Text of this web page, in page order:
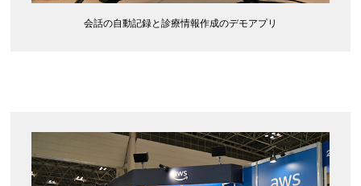
会話の自動記録と診療情報作成のデモアプリ